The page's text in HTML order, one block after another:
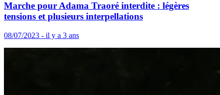
Marche pour Adama Traoré interdite : légères
tensions et plusieurs interpellations
08/07/2023 - il y a 3 ans